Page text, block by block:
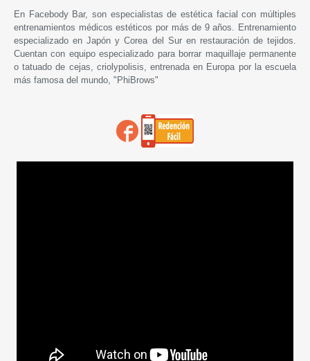
En Facebody Bar, son especialistas de estética facial con múltiples
entrenamientos médicos estéticos por más de 9 años. Entrenamiento
especializado en Japón y Corea del Sur en restauración de tejidos.
Cuentan con equipo especializado para borrar maquillaje permanente
o tatuado de cejas, criolypolisis, entrenada en Europa por la escuela
más famosa del mundo, "PhiBrows"